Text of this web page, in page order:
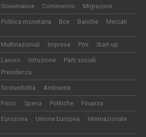
Governance Commercio Migrazioni
Politica monetaria Bce Banche Mercati
Multinazionali Imprese Pmi Start-up
Lavoro Istruzione
Parti sociali
Previdenza
Sostenibilità Ambiente
Fisco Spesa Politiche Finanza
Eurozona Unione Europea Internazionale